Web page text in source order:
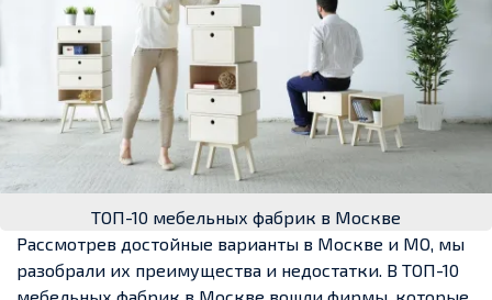
ТОП-10 мебельных фабрик в Москве
Рассмотрев достойные варианты в Москве и МО, мы
разобрали их преимущества и недостатки. В ТОП-10